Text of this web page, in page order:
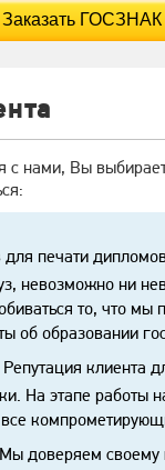
с нами, Вы
для печати
невозможно ни
то, что
об образовании
Репутация
На этапе работы
доверяем